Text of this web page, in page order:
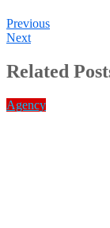
Previous
Next
Related
Agency